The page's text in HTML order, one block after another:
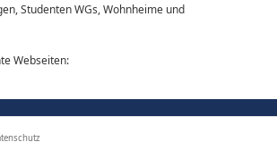
Studenten WGs, Wohnheime und
Webseiten: